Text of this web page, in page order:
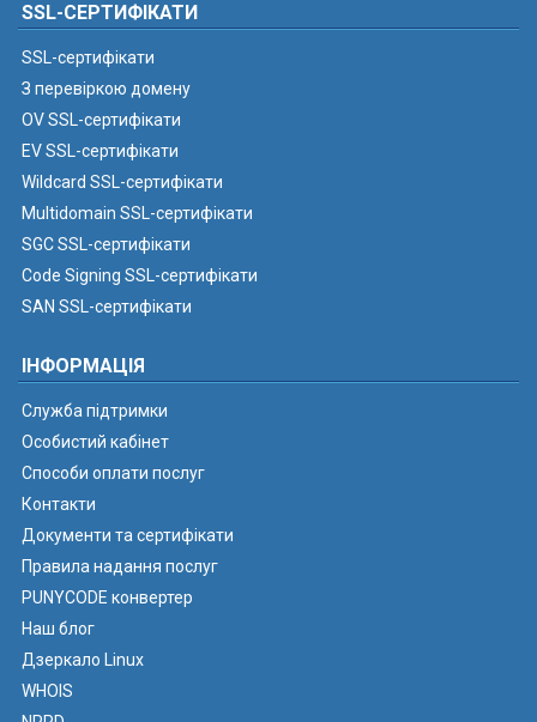
SSL-СЕРТИФІКАТИ
SSL-сертифікати
З перевіркою домену
OV SSL-сертифікати
EV SSL-сертифікати
Wildcard SSL-сертифікати
Multidomain SSL-сертифікати
SGC SSL-сертифікати
Code Signing SSL-сертифікати
SAN SSL-сертифікати
ІНФОРМАЦІЯ
Служба підтримки
Особистий кабінет
Способи оплати послуг
Контакти
Документи та сертифікати
Правила надання послуг
PUNYCODE конвертер
Наш блог
Дзеркало Linux
WHOIS